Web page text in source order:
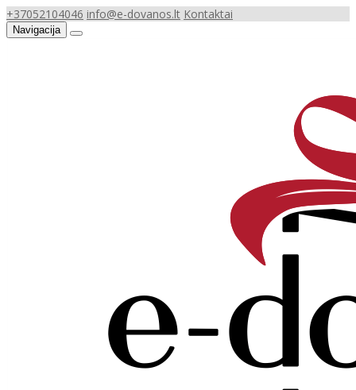
+37052104046 info@e-dovanos.lt Kontaktai
Navigacija